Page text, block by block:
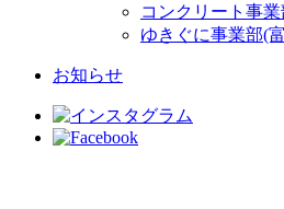
コンクリート事業
ゆきぐに事業部(
お知らせ